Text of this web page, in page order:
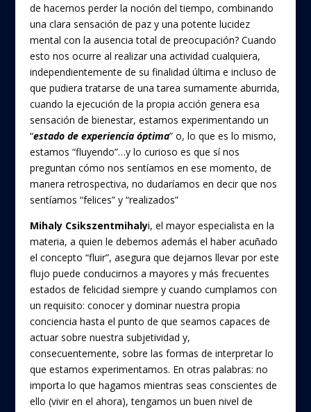
de hacernos perder la noción del tiempo, combinando
una clara sensación de paz y una potente lucidez
mental con la ausencia total de preocupación? Cuando
esto nos ocurre al realizar una actividad cualquiera,
independientemente de su finalidad última e incluso de
que pudiera tratarse de una tarea sumamente aburrida,
cuando la ejecución de la propia acción genera esa
sensación de bienestar, estamos experimentando un
“estado de experiencia óptima” o, lo que es lo mismo,
estamos “fluyendo”…y lo curioso es que sí nos
preguntan cómo nos sentíamos en ese momento, de
manera retrospectiva, no dudaríamos en decir que nos
sentíamos “felices” y “realizados”
Mihaly Csikszentmihalyi, el mayor especialista en la
materia, a quien le debemos además el haber acuñado
el concepto “fluir”, asegura que dejarnos llevar por este
flujo puede conducirnos a mayores y más frecuentes
estados de felicidad siempre y cuando cumplamos con
un requisito: conocer y dominar nuestra propia
conciencia hasta el punto de que seamos capaces de
actuar sobre nuestra subjetividad y,
consecuentemente, sobre las formas de interpretar lo
que estamos experimentamos. En otras palabras: no
importa lo que hagamos mientras seas conscientes de
ello (vivir en el ahora), tengamos un buen nivel de